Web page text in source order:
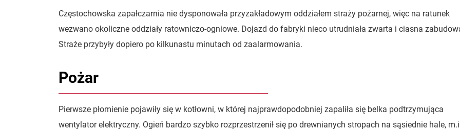
Częstochowska zapałczarnia nie dysponowała przyzakładowym oddziałem straży pożarnej, więc na ratunek
wezwano okoliczne oddziały ratowniczo-ogniowe. Dojazd do fabryki nieco utrudniała zwarta i ciasna
Straże przybyły dopiero po kilkunastu minutach od zaalarmowania.
Pożar
Pierwsze płomienie pojawiły się w kotłowni, w której najprawdopodobniej zapaliła się belka podtrzymująca
wentylator elektryczny. Ogień bardzo szybko rozprzestrzenił się po drewnianych stropach na sąsiednie hale,